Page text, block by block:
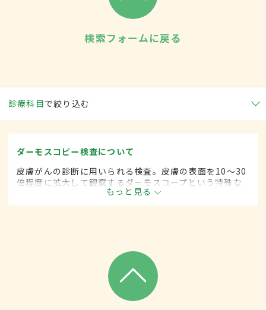
検索フォームに戻る
診療科目で絞り込む
ダーモスコピー検査について
皮膚がんの診断に用いられる検査。皮膚の表面を10～30
倍程度に拡大して観察するダーモスコープという特殊な
ルーペを使い、皮膚にできた腫瘍やほくろが良性か悪性
かを判別する。肉眼では判別しにくい皮膚病変（メラ
もっと見る